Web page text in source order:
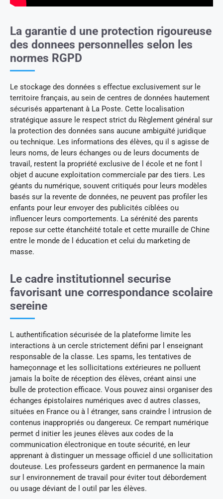
La garantie d une protection rigoureuse
des donnees personnelles selon les
normes RGPD
Le stockage des données s effectue exclusivement sur le
territoire français, au sein de centres de données hautement
sécurisés appartenant à La Poste. Cette localisation
stratégique assure le respect strict du Règlement général sur
la protection des données sans aucune ambiguïté juridique
ou technique. Les informations des élèves, qu il s agisse de
leurs noms, de leurs échanges ou de leurs documents de
travail, restent la propriété exclusive de l école et ne font l
objet d aucune exploitation commerciale par des tiers. Les
géants du numérique, souvent critiqués pour leurs modèles
basés sur la revente de données, ne peuvent pas profiler les
enfants pour leur envoyer des publicités ciblées ou
influencer leurs comportements. La sérénité des parents
repose sur cette étanchéité totale et cette muraille de Chine
entre le monde de l éducation et celui du marketing de
masse.
Le cadre institutionnel securise
favorisant une correspondance scolaire
sereine
L authentification sécurisée de la plateforme limite les
interactions à un cercle strictement défini par l enseignant
responsable de la classe. Les spams, les tentatives de
hameçonnage et les sollicitations extérieures ne polluent
jamais la boîte de réception des élèves, créant ainsi une
bulle de protection efficace. Vous pouvez ainsi organiser des
échanges épistolaires numériques avec d autres classes,
situées en France ou à l étranger, sans craindre l intrusion de
contenus inappropriés ou dangereux. Ce rempart numérique
permet d initier les jeunes élèves aux codes de la
communication électronique en toute sécurité, en leur
apprenant à distinguer un message officiel d une sollicitation
douteuse. Les professeurs gardent en permanence la main
sur l environnement de travail pour éviter tout débordement
ou usage déviant de l outil par les élèves.